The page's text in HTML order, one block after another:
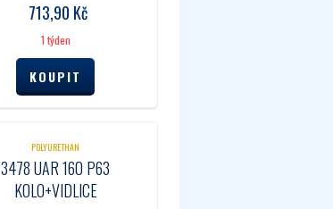
713,90 Kč
1 týden
POLYURETHAN
3478 UAR 160 P63
KOLO+VIDLICE